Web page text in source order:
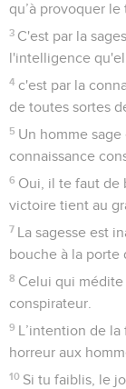
qu’à provoquer le
3 C'est par la
l'intelligence
4 c'est par la
de toutes sortes
5 Un homme
connaissance
6 Oui, il te faut de
victoire tient au
7 La sagesse est
bouche à la porte
8 Celui qui médite
conspirateur.
9 L’intention de
horreur aux
10 Si tu faiblis, le